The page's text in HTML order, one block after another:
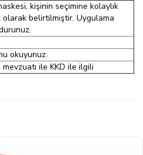
kişinin seçimine kolaylık
belirtilmiştir. Uygulama
okuyunuz.
ile KKD ile ilgili